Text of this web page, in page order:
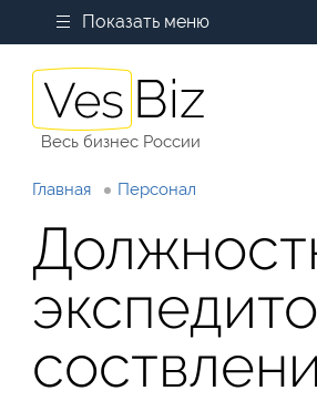
Показать меню
Весь бизнес России
Главная Персонал